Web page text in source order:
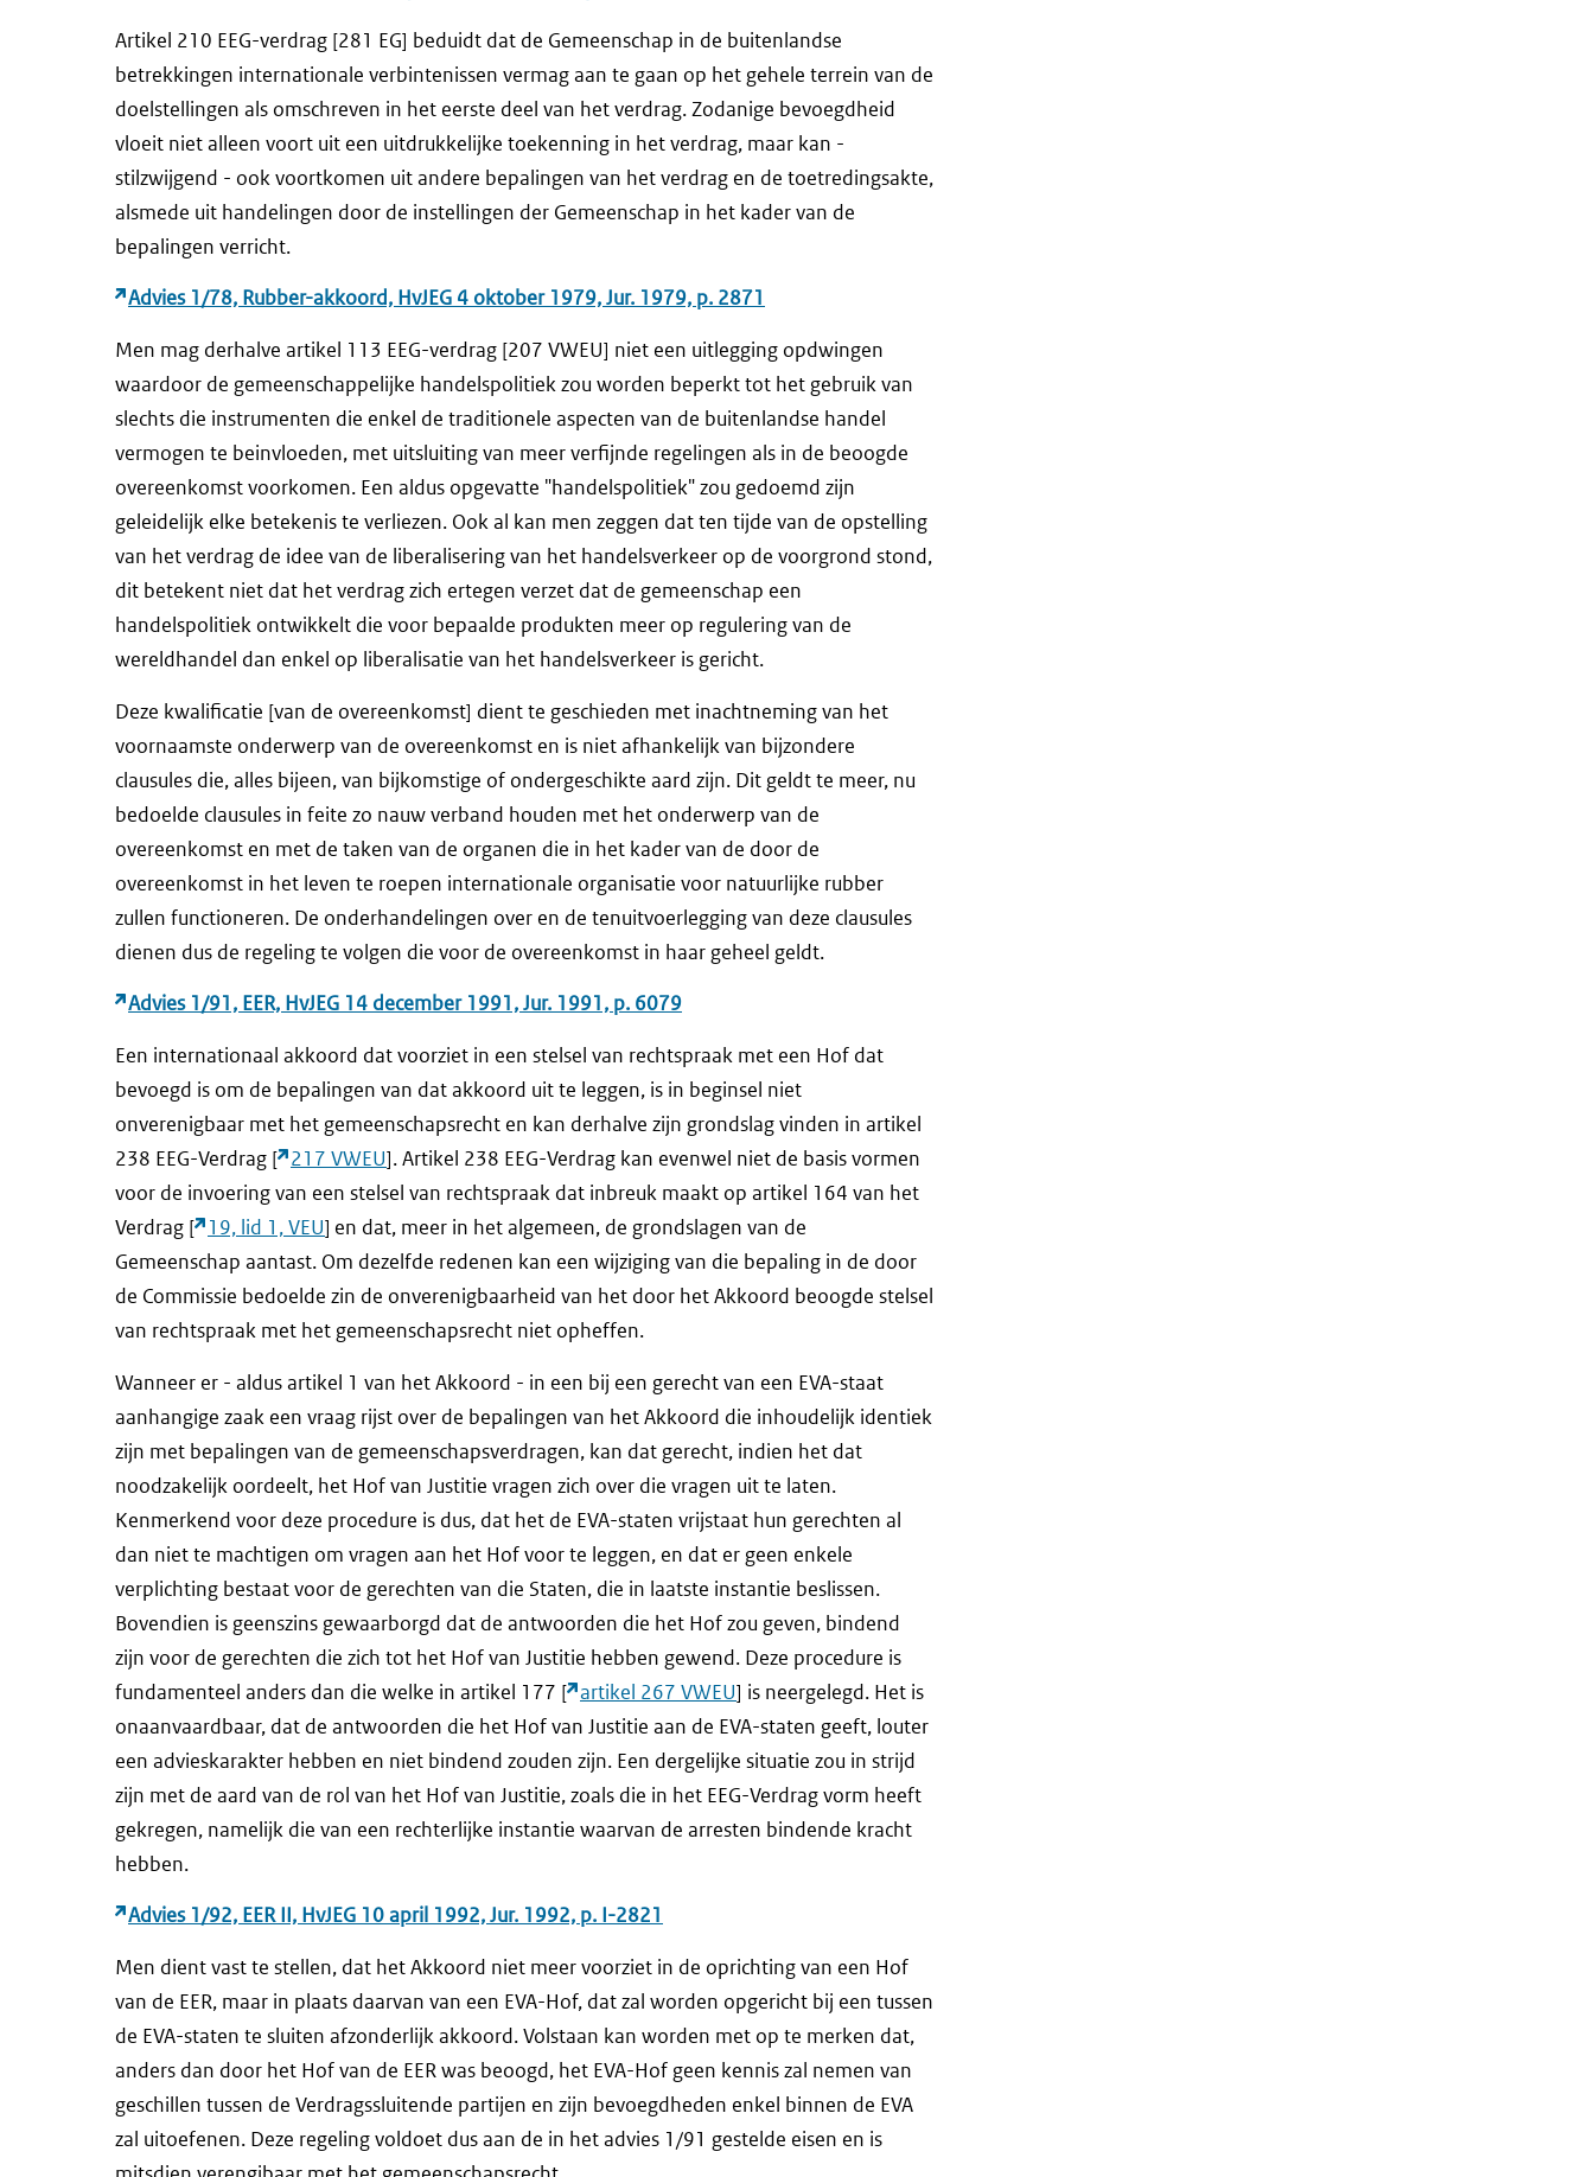
Artikel 210 EEG-verdrag [281 EG] beduidt dat de Gemeenschap in de buitenlandse
betrekkingen internationale verbintenissen vermag aan te gaan op het gehele terrein van de
doelstellingen als omschreven in het eerste deel van het verdrag. Zodanige bevoegdheid
vloeit niet alleen voort uit een uitdrukkelijke toekenning in het verdrag, maar kan -
stilzwijgend - ook voortkomen uit andere bepalingen van het verdrag en de toetredingsakte,
alsmede uit handelingen door de instellingen der Gemeenschap in het kader van de
bepalingen verricht.
Advies 1/78, Rubber-akkoord, HvJEG 4 oktober 1979, Jur. 1979, p. 2871
Men mag derhalve artikel 113 EEG-verdrag [207 VWEU] niet een uitlegging opdwingen
waardoor de gemeenschappelijke handelspolitiek zou worden beperkt tot het gebruik van
slechts die instrumenten die enkel de traditionele aspecten van de buitenlandse handel
vermogen te beinvloeden, met uitsluiting van meer verfijnde regelingen als in de beoogde
overeenkomst voorkomen. Een aldus opgevatte "handelspolitiek" zou gedoemd zijn
geleidelijk elke betekenis te verliezen. Ook al kan men zeggen dat ten tijde van de opstelling
van het verdrag de idee van de liberalisering van het handelsverkeer op de voorgrond stond,
dit betekent niet dat het verdrag zich ertegen verzet dat de gemeenschap een
handelspolitiek ontwikkelt die voor bepaalde produkten meer op regulering van de
wereldhandel dan enkel op liberalisatie van het handelsverkeer is gericht.
Deze kwalificatie [van de overeenkomst] dient te geschieden met inachtneming van het
voornaamste onderwerp van de overeenkomst en is niet afhankelijk van bijzondere
clausules die, alles bijeen, van bijkomstige of ondergeschikte aard zijn. Dit geldt te meer, nu
bedoelde clausules in feite zo nauw verband houden met het onderwerp van de
overeenkomst en met de taken van de organen die in het kader van de door de
overeenkomst in het leven te roepen internationale organisatie voor natuurlijke rubber
zullen functioneren. De onderhandelingen over en de tenuitvoerlegging van deze clausules
dienen dus de regeling te volgen die voor de overeenkomst in haar geheel geldt.
Advies 1/91, EER, HvJEG 14 december 1991, Jur. 1991, p. 6079
Een internationaal akkoord dat voorziet in een stelsel van rechtspraak met een Hof dat
bevoegd is om de bepalingen van dat akkoord uit te leggen, is in beginsel niet
onverenigbaar met het gemeenschapsrecht en kan derhalve zijn grondslag vinden in artikel
238 EEG-Verdrag [ 217 VWEU]. Artikel 238 EEG-Verdrag kan evenwel niet de basis vormen
voor de invoering van een stelsel van rechtspraak dat inbreuk maakt op artikel 164 van het
Verdrag [ 19, lid 1, VEU] en dat, meer in het algemeen, de grondslagen van de
Gemeenschap aantast. Om dezelfde redenen kan een wijziging van die bepaling in de door
de Commissie bedoelde zin de onverenigbaarheid van het door het Akkoord beoogde stelsel
van rechtspraak met het gemeenschapsrecht niet opheffen.
Wanneer er - aldus artikel 1 van het Akkoord - in een bij een gerecht van een EVA-staat
aanhangige zaak een vraag rijst over de bepalingen van het Akkoord die inhoudelijk identiek
zijn met bepalingen van de gemeenschapsverdragen, kan dat gerecht, indien het dat
noodzakelijk oordeelt, het Hof van Justitie vragen zich over die vragen uit te laten.
Kenmerkend voor deze procedure is dus, dat het de EVA-staten vrijstaat hun gerechten al
dan niet te machtigen om vragen aan het Hof voor te leggen, en dat er geen enkele
verplichting bestaat voor de gerechten van die Staten, die in laatste instantie beslissen.
Bovendien is geenszins gewaarborgd dat de antwoorden die het Hof zou geven, bindend
zijn voor de gerechten die zich tot het Hof van Justitie hebben gewend. Deze procedure is
fundamenteel anders dan die welke in artikel 177 [ artikel 267 VWEU] is neergelegd. Het is
onaanvaardbaar, dat de antwoorden die het Hof van Justitie aan de EVA-staten geeft, louter
een advieskarakter hebben en niet bindend zouden zijn. Een dergelijke situatie zou in strijd
zijn met de aard van de rol van het Hof van Justitie, zoals die in het EEG-Verdrag vorm heeft
gekregen, namelijk die van een rechterlijke instantie waarvan de arresten bindende kracht
hebben.
Advies 1/92, EER II, HvJEG 10 april 1992, Jur. 1992, p. I-2821
Men dient vast te stellen, dat het Akkoord niet meer voorziet in de oprichting van een Hof
van de EER, maar in plaats daarvan van een EVA-Hof, dat zal worden opgericht bij een tussen
de EVA-staten te sluiten afzonderlijk akkoord. Volstaan kan worden met op te merken dat,
anders dan door het Hof van de EER was beoogd, het EVA-Hof geen kennis zal nemen van
geschillen tussen de Verdragssluitende partijen en zijn bevoegdheden enkel binnen de EVA
zal uitoefenen. Deze regeling voldoet dus aan de in het advies 1/91 gestelde eisen en is